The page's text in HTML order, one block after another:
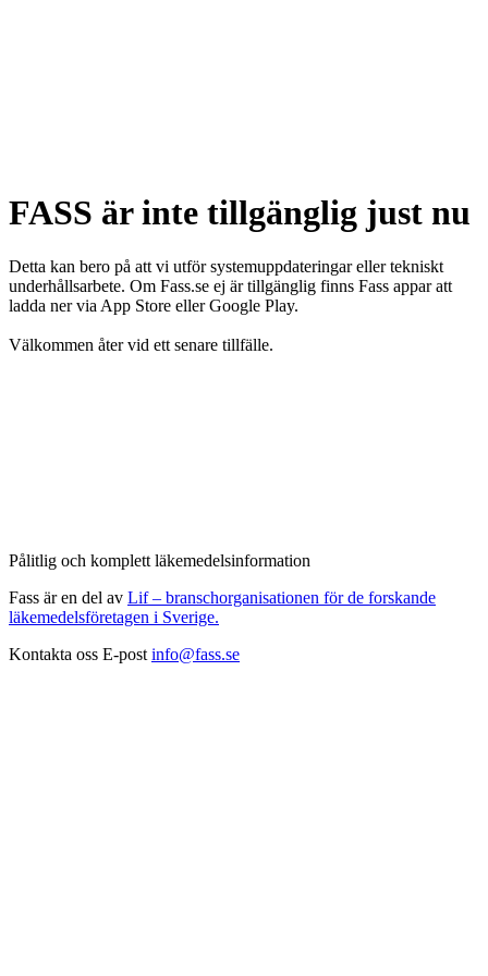
FASS är inte tillgänglig just nu
Detta kan bero på att vi utför systemuppdateringar eller tekniskt
underhållsarbete. Om Fass.se ej är tillgänglig finns Fass appar att
ladda ner via App Store eller Google Play.
Välkommen åter vid ett senare tillfälle.
Pålitlig och komplett läkemedelsinformation
Fass är en del av Lif – branschorganisationen för de forskande
läkemedelsföretagen i Sverige.
Kontakta oss E-post info@fass.se